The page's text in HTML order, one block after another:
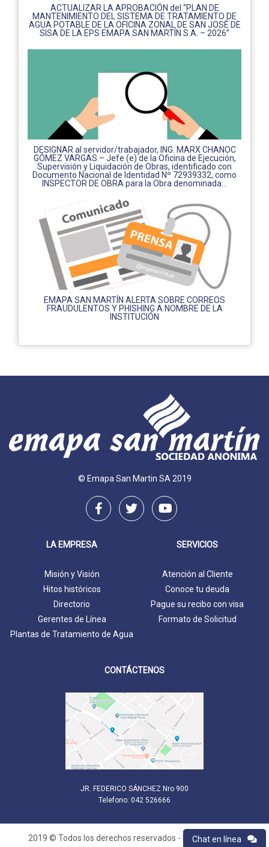
ACTUALIZAR LA APROBACIÓN del “PLAN DE
MANTENIMIENTO DEL SISTEMA DE TRATAMIENTO DE
AGUA POTABLE DE LA OFICINA ZONAL DE SAN JOSÉ DE
SISA DE LA EPS EMAPA SAN MARTÍN S.A. – 2026”
DESIGNAR al servidor/trabajador, ING. MARX CHANOC
GÓMEZ VARGAS – Jefe (e) de la Oficina de Ejecución,
Supervisión y Liquidación de Obras, identificado con
Documento Nacional de Identidad Nº 72939332, como
INSPECTOR DE OBRA para la Obra denominada...
EMAPA SAN MARTÍN ALERTA SOBRE CORREOS
FRAUDULENTOS Y PHISHING A NOMBRE DE LA
INSTITUCIÓN
© Emapa San Martin SA 2019
LA EMPRESA
Misión y Visión
Hitos históricos
Directorio
Gerentes de Línea
Plantas de Tratamiento de Agua
SERVICIOS
Atención al Cliente
Conoce tu deuda
Pague su recibo con visa
Formato de Solicitud
CONTÁCTENOS
JR. FEDERICO SÁNCHEZ Nro 900
Telefono: 042 526666
2019 © Todos los derechos reservados - EPS San Martín
Chat en línea